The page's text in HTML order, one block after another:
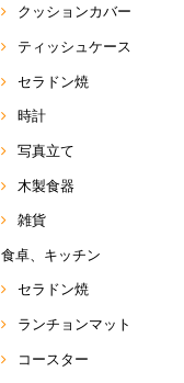
クッションカバー
ティッシュケース
セラドン焼
時計
写真立て
木製食器
雑貨
食卓、キッチン
セラドン焼
ランチョンマット
コースター